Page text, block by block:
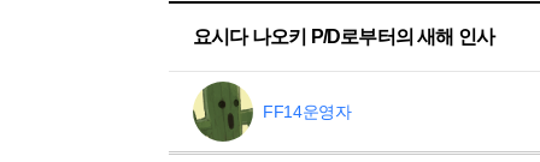
요시다 나오키 P/D로부터의 새해 인사
FF14운영자